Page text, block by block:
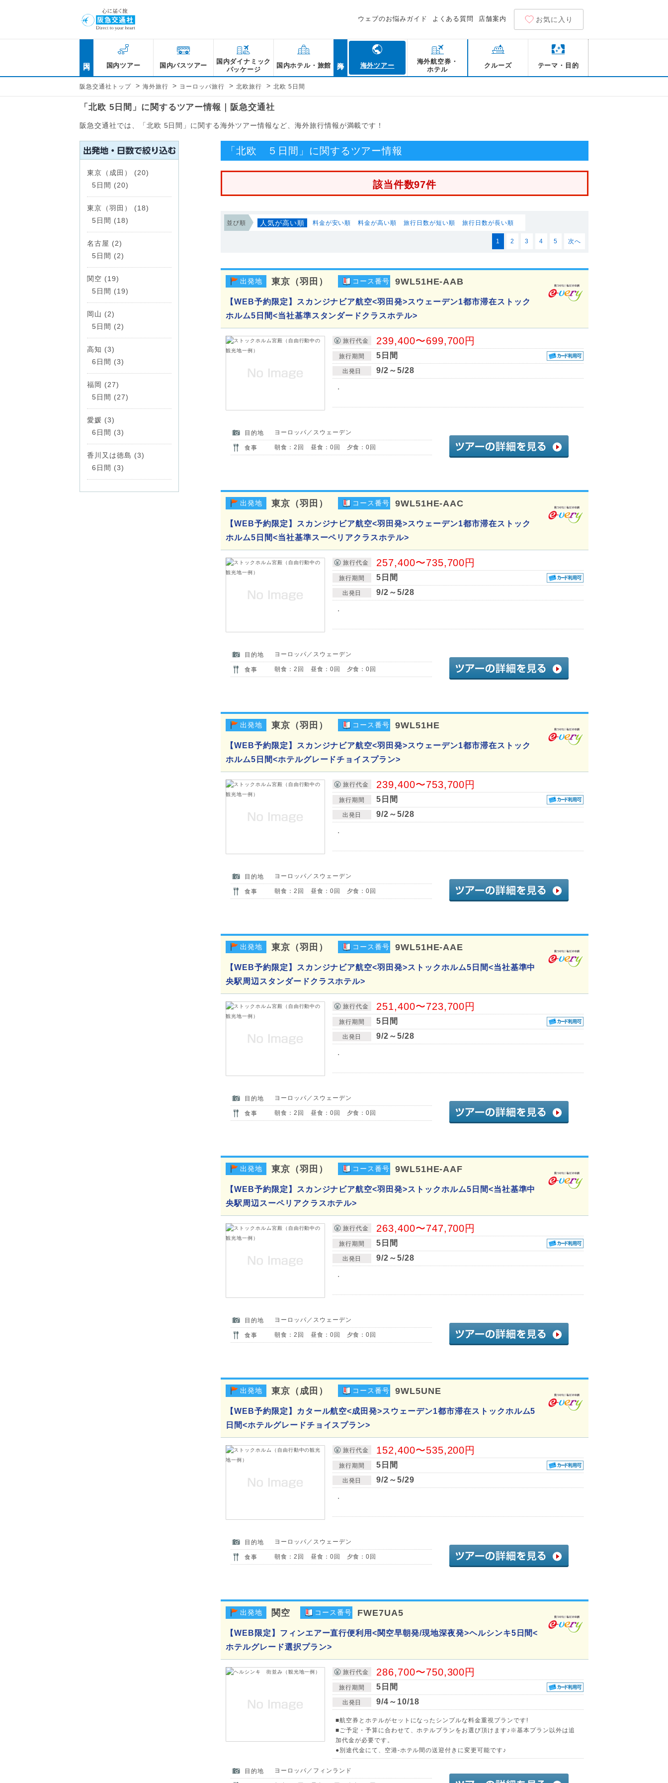
ウェブのお悩みガイド よくある質問 店舗案内 お気に入り
国内ツアー 国内バスツアー
国内ダイナミック
パッケージ
国内ホテル・旅館 海外ツアー
海外航空券・
ホテル
クルーズ テーマ・目的
阪急交通社トップ > 海外旅行 > ヨーロッパ旅行 > 北欧旅行 > 北欧 5日間
「北欧 5日間」に関するツアー情報｜阪急交通社
阪急交通社では、「北欧 5日間」に関する海外ツアー情報など、海外旅行情報が満載です！
「北欧 ５日間」に関するツアー情報
該当件数97件
並び順 人気が高い順 料金が安い順 料金が高い順 旅行日数が短い順 旅行日数が長い順
1 2 3 4 5 次へ
出発地 東京（羽田） コース番号 9WL51HE-AAB
【WEB予約限定】スカンジナビア航空<羽田発>スウェーデン1都市滞在ストック
ホルム5日間<当社基準スタンダードクラスホテル>
旅行代金 239,400〜699,700円
旅行期間 5日間
出発日 9/2～5/28
・
目的地 ヨーロッパ／スウェーデン
食事 朝食：2回 昼食：0回 夕食：0回
出発地 東京（羽田） コース番号 9WL51HE-AAC
【WEB予約限定】スカンジナビア航空<羽田発>スウェーデン1都市滞在ストック
ホルム5日間<当社基準スーペリアクラスホテル>
旅行代金 257,400〜735,700円
旅行期間 5日間
出発日 9/2～5/28
・
目的地 ヨーロッパ／スウェーデン
食事 朝食：2回 昼食：0回 夕食：0回
出発地 東京（羽田） コース番号 9WL51HE
【WEB予約限定】スカンジナビア航空<羽田発>スウェーデン1都市滞在ストック
ホルム5日間<ホテルグレードチョイスプラン>
旅行代金 239,400〜753,700円
旅行期間 5日間
出発日 9/2～5/28
・
目的地 ヨーロッパ／スウェーデン
食事 朝食：2回 昼食：0回 夕食：0回
出発地 東京（羽田） コース番号 9WL51HE-AAE
【WEB予約限定】スカンジナビア航空<羽田発>ストックホルム5日間<当社基準中
央駅周辺スタンダードクラスホテル>
旅行代金 251,400〜723,700円
旅行期間 5日間
出発日 9/2～5/28
・
目的地 ヨーロッパ／スウェーデン
食事 朝食：2回 昼食：0回 夕食：0回
出発地 東京（羽田） コース番号 9WL51HE-AAF
【WEB予約限定】スカンジナビア航空<羽田発>ストックホルム5日間<当社基準中
央駅周辺スーペリアクラスホテル>
旅行代金 263,400〜747,700円
旅行期間 5日間
出発日 9/2～5/28
・
目的地 ヨーロッパ／スウェーデン
食事 朝食：2回 昼食：0回 夕食：0回
出発地 東京（成田） コース番号 9WL5UNE
【WEB予約限定】カタール航空<成田発>スウェーデン1都市滞在ストックホルム5
日間<ホテルグレードチョイスプラン>
旅行代金 152,400〜535,200円
旅行期間 5日間
出発日 9/2～5/29
・
目的地 ヨーロッパ／スウェーデン
食事 朝食：2回 昼食：0回 夕食：0回
出発地 関空 コース番号 FWE7UA5
【WEB限定】フィンエアー直行便利用<関空早朝発/現地深夜発>ヘルシンキ5日間<
ホテルグレード選択プラン>
旅行代金 286,700〜750,300円
旅行期間 5日間
出発日 9/4～10/18
■航空券とホテルがセットになったシンプルな料金重視プランです!
■ご予定・予算に合わせて、ホテルプランをお選び頂けます♪※基本プラン以外は追
加代金が必要です。
●別途代金にて、空港-ホテル間の送迎付きに変更可能です♪
目的地 ヨーロッパ／フィンランド
東京（成田） (20)
5日間 (20)
東京（羽田） (18)
5日間 (18)
名古屋 (2)
5日間 (2)
関空 (19)
5日間 (19)
岡山 (2)
5日間 (2)
高知 (3)
6日間 (3)
福岡 (27)
5日間 (27)
愛媛 (3)
6日間 (3)
香川又は徳島 (3)
6日間 (3)